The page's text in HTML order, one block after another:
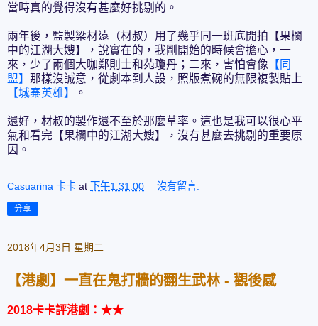
當時真的覺得沒有甚麼好挑剔的。
兩年後，監製梁材遠（材叔）用了幾乎同一班底開拍【果欄
中的江湖大嫂】，說實在的，我剛開始的時候會擔心，一
來，少了兩個大咖鄭則士和苑瓊丹；二來，害怕會像 【同
盟】 那樣沒誠意，從劇本到人設，照版煮碗的無限複製貼上
【城寨英雄】
。
還好，材叔的製作還不至於那麼草率。這也是我可以很心平
氣和看完【果欄中的江湖大嫂】，沒有甚麼去挑剔的重要原
因。
Casuarina 卡卡 at 下午1:31:00 沒有留言:
分享
2018年4月3日 星期二
【港劇】一直在鬼打牆的翻生武林 - 觀後感
2018卡卡評港劇：★★